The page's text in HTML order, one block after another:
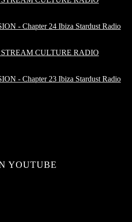
- Chapter 24 Ibiza Stardust Radio
STREAM CULTURE RADIO
- Chapter 23 Ibiza Stardust Radio
YOUTUBE